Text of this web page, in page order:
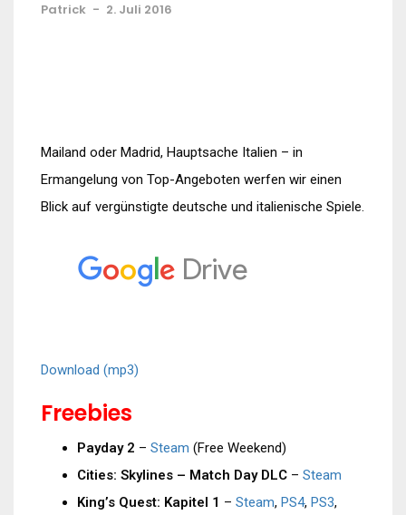
Patrick - 2. Juli 2016
Mailand oder Madrid, Hauptsache Italien – in
Ermangelung von Top-Angeboten werfen wir einen
Blick auf vergünstigte deutsche und italienische Spiele.
Download (mp3)
Freebies
Payday 2 – Steam (Free Weekend)
Cities: Skylines – Match Day DLC – Steam
King’s Quest: Kapitel 1 – Steam, PS4, PS3,